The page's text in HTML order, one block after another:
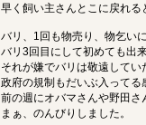
早く飼い主さんとこに戻れる
バリ、1回も物売り、物乞い
バリ3回目にして初めても出来
それが嫌でバリは敬遠してい
政府の規制もだいぶ入ってる
前の週にオバマさんや野田さ
まぁ、のんびりしました。